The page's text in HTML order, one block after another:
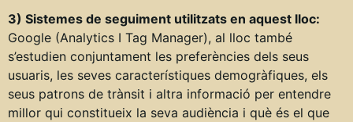
3) Sistemes de seguiment utilitzats en aquest lloc:
Google (Analytics I Tag Manager), al lloc també
s’estudien conjuntament les preferències dels seus
usuaris, les seves característiques demogràfiques, els
seus patrons de trànsit i altra informació per entendre
millor qui constitueix la seva audiència i què és el que